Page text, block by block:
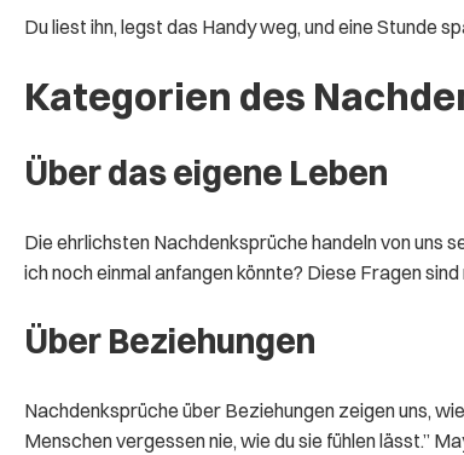
Du liest ihn, legst das Handy weg, und eine Stunde
Kategorien des
Über das eigene Leben
Die ehrlichsten Nachdenksprüche handeln von uns
ich noch einmal anfangen könnte? Diese Fragen
Über Beziehungen
Nachdenksprüche über Beziehungen zeigen uns,
Menschen vergessen nie, wie du sie fühlen lässt.”